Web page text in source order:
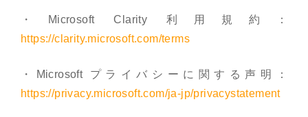
・Microsoft Clarity 利用規約：
https://clarity.microsoft.com/terms
・Microsoft プライバシーに関する声明：
https://privacy.microsoft.com/ja-jp/privacystatement